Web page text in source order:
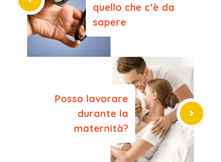
quello che c’è da
sapere
Posso lavorare
durante la
maternità?